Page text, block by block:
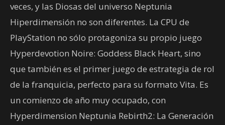
veces, y las Diosas del universo Neptunia
Hiperdimensión no son diferentes. La CPU de
PlayStation no sólo protagoniza su propio juego
Hyperdevotion Noire: Goddess Black Heart, sino
que también es el primer juego de estrategia de rol
de la franquicia, perfecto para su formato Vita. Es
un comienzo de año muy ocupado, con
Hyperdimension Neptunia Rebirth2: La Generación